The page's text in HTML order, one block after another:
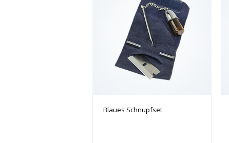
Blaues Schnupfset